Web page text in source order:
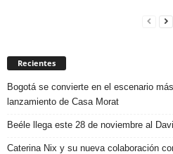
Recientes
Bogotá se convierte en el escenario
lanzamiento de Casa Morat
Beéle llega este 28 de noviembre al
Caterina Nix y su nueva colaboración